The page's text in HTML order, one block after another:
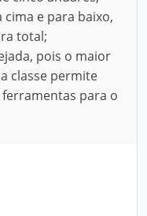
e para baixo,
total;
pois o maior
classe permite
para o